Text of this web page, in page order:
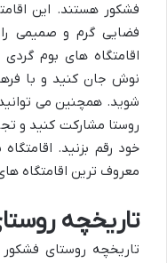
فشکور هستند. این
فضایی گرم و صمیمی را
اقامتگاه های بوم
نوش جان کنید و با
شوید. همچنین می
روستا مشارکت کنید و
خود رقم بزنید.
معروف ترین اقامتگاه
تاریخچه
تاریخچه روستای